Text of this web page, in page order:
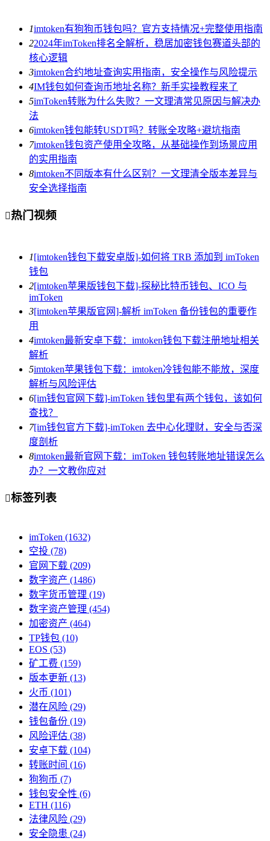
1imtoken有狗狗币钱包吗？官方支持情况+完整使用指南
22024年imToken排名全解析，稳居加密钱包赛道头部的
核心逻辑
3imtoken合约地址查询实用指南，安全操作与风险提示
4IM钱包如何查询币地址名称？新手实操教程来了
5imToken转账为什么失败？一文理清常见原因与解决办
法
6imtoken钱包能转USDT吗？转账全攻略+避坑指南
7imtoken钱包资产使用全攻略，从基础操作到场景应用
的实用指南
8imtoken不同版本有什么区别？一文理清全版本差异与
安全选择指南
热门视频
1[imtoken钱包下载安卓版]-如何将 TRB 添加到 imToken
钱包
2[imtoken苹果版钱包下载]-探秘比特币钱包、ICO 与
imToken
3[imtoken苹果版官网]-解析 imToken 备份钱包的重要作
用
4imtoken最新安卓下载：imtoken钱包下载注册地址相关
解析
5imtoken苹果钱包下载：imtoken冷钱包能不能放，深度
解析与风险评估
6[im钱包官网下载]-imToken 钱包里有两个钱包，该如何
查找？
7[im钱包官方下载]-imToken 去中心化理财，安全与否深
度剖析
8imtoken最新官网下载：imToken 钱包转账地址错误怎么
办？一文教你应对
标签列表
imToken (1632)
空投 (78)
官网下载 (209)
数字资产 (1486)
数字货币管理 (19)
数字资产管理 (454)
加密资产 (464)
TP钱包 (10)
EOS (53)
矿工费 (159)
版本更新 (13)
火币 (101)
潜在风险 (29)
钱包备份 (19)
风险评估 (38)
安卓下载 (104)
转账时间 (16)
狗狗币 (7)
钱包安全性 (6)
ETH (116)
法律风险 (29)
安全隐患 (24)